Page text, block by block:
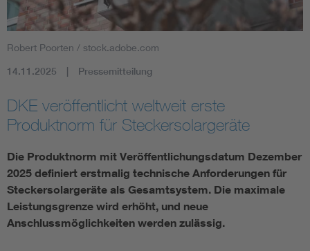
Mobility
Assisted Living
Electromobility
Energy efficiency
Robert Poorten / stock.adobe.com
14.11.2025 Pressemitteilung
DKE veröffentlicht weltweit erste
Produktnorm für Steckersolargeräte
Die Produktnorm mit Veröffentlichungsdatum Dezember
2025 definiert erstmalig technische Anforderungen für
Steckersolargeräte als Gesamtsystem. Die maximale
Leistungsgrenze wird erhöht, und neue
Anschlussmöglichkeiten werden zulässig.